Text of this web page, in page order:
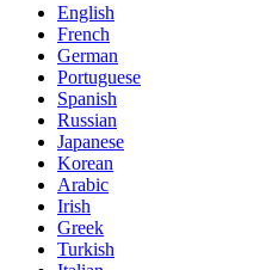
English
French
German
Portuguese
Spanish
Russian
Japanese
Korean
Arabic
Irish
Greek
Turkish